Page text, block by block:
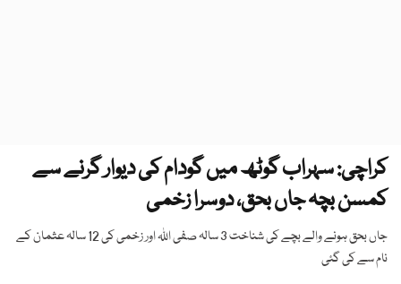
کراچی: سہراب گوٹھ میں گودام کی دیوار گرنے سے
کمسن بچہ جاں بحق، دوسرا زخمی
جاں بحق ہونے والے بچے کی شناخت 3 سالہ صفی اللہ اور زخمی کی 12 سالہ عثمان کے
نام سے کی گئی